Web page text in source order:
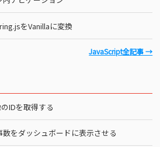
をVanillaに変換
JavaScript全記事 →
IDを取得する
をダッシュボードに表示させる